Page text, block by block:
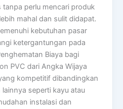
perlu mencari produk
mahal dan sulit didapat.
kebutuhan pasar
ketergantungan pada
Biaya bagi
PVC dari Angka Wijaya
kompetitif dibandingkan
seperti kayu atau
instalasi dan